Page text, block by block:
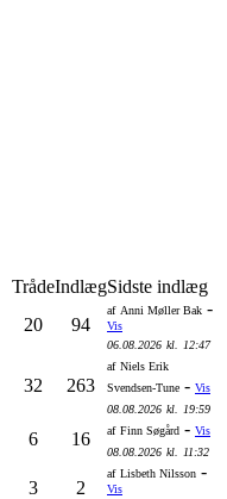
TrådeIndlægSidste indlæg
20 94
af Anni Møller Bak -
Vis
06.08.2026 kl. 12:47
32 263
af Niels Erik
Svendsen-Tune - Vis
08.08.2026 kl. 19:59
6 16 af Finn Søgård - Vis
08.08.2026 kl. 11:32
3 2
af Lisbeth Nilsson -
Vis